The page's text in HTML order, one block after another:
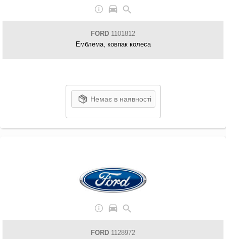
FORD 1101812
Емблема, ковпак колеса
Немає в наявності
FORD 1128972